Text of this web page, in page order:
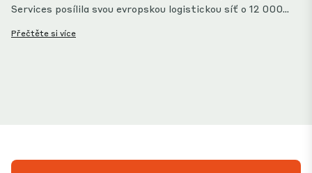
Services posílila svou evropskou logistickou síť o 12 000...
Přečtěte si více